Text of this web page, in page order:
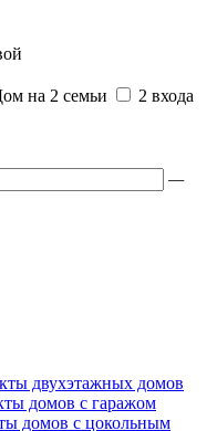
на 2 семьи
2 входа
—
двухэтажных домов
домов с гаражом
домов с цокольным